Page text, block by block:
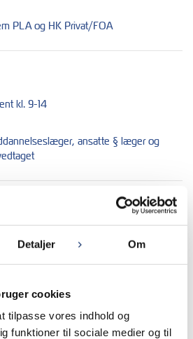
Detaljer Om
cookies
tilpasse vores indhold og
funktioner til sociale medier og til
PLA og HK Privat/FOA
kl. 9-14
ansatte § læger og
i almen praksis